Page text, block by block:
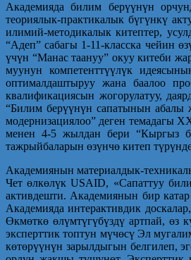
Академияда билим берүүнүн
теориялык-практикалык бүгүнкү
илимий-методикалык китептер,
“Адеп” сабагы 1-11-класска чейин
үчүн “Манас таануу” окуу китеби
муунун компетенттүүлүк
оптималдаштыруу жана баалоо
квалификациясын жогорулатуу,
“Билим берүүнүн сапатынын абалы
модернизациялоо” деген темадагы
менен 4-5 жылдан бери “Кыргыз
тажрыйбаларын өзүнчө китеп
Академиянын материалдык-
Чет өлкөлүк USAID, «Сапаттуу
активдешти. Академиянын бир
Академияда интерактивдик
Өкмөткө өлүмтүгүбүздү артпай, өз
эксперттик топтун мүчөсү Эл
көтөрүүнүн зарылдыгын белгилеп,